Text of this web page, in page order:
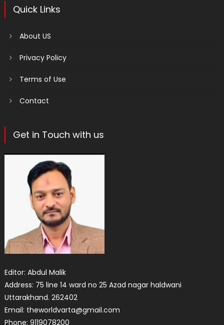
Quick Links
About US
Privacy Policy
Terms of Use
Contact
Get in Touch with us
Editor: Abdul Malik
Address: 75 line 14 ward no 25 Azad nagar haldwani
Uttarakhand. 262402
Email: theworldvarta@gmail.com
Phone: 9119078200